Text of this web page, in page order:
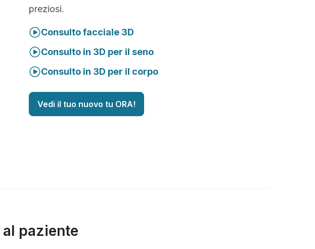
preziosi.
Consulto facciale 3D
Consulto in 3D per il seno
Consulto in 3D per il corpo
Vedi il tuo nuovo tu ORA!
paziente